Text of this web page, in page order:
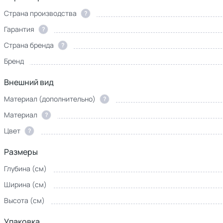
Страна производства ?
Гарантия
?
Страна бренда
?
Бренд
Внешний вид
Материал (дополнительно) ?
Материал
?
Цвет
?
Размеры
Глубина (см)
Ширина (см)
Высота (см)